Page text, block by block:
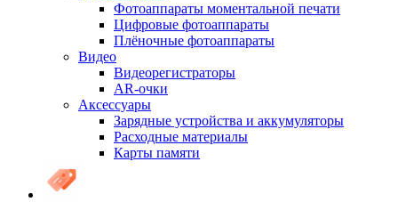
Фотоаппараты моментальной печати
Цифровые фотоаппараты
Плёночные фотоаппараты
Видео
Видеорегистраторы
AR-очки
Аксессуары
Зарядные устройства и аккумуляторы
Расходные материалы
Карты памяти